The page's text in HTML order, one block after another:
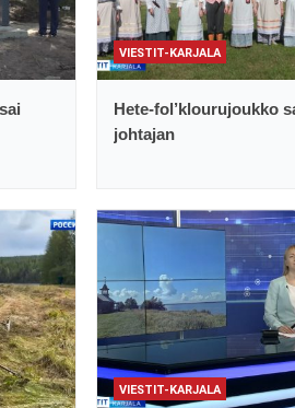
VIESTIT-KARJALA
Hete-fol’klourujoukko
johtajan
VIESTIT-KARJALA